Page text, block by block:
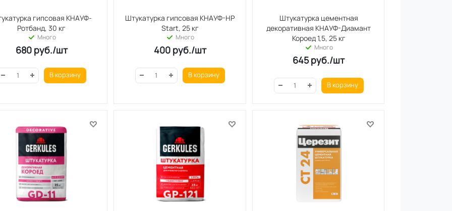
гипсовая КНАУФ-
Ротбанд, 30 кг
Много
680руб./шт
В корзину
Штукатурка гипсовая КНАУФ-НР
Start, 25 кг
Много
400руб./шт
В корзину
Штукатурка цементная
декоративная КНАУФ-Диамант
Короед 1,5, 25 кг
Много
645руб./шт
В корзину